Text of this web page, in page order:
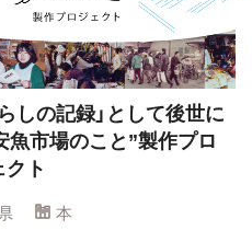
しの記録」として後世に
魚市場のこと”製作プロ
クト
本